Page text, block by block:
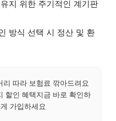
지 위한 주기적인 계기판
방식 선택 시 정산 및 환
리 따라 보험료 깎아드려요
할인 혜택지금 바로 확인하
가입하세요